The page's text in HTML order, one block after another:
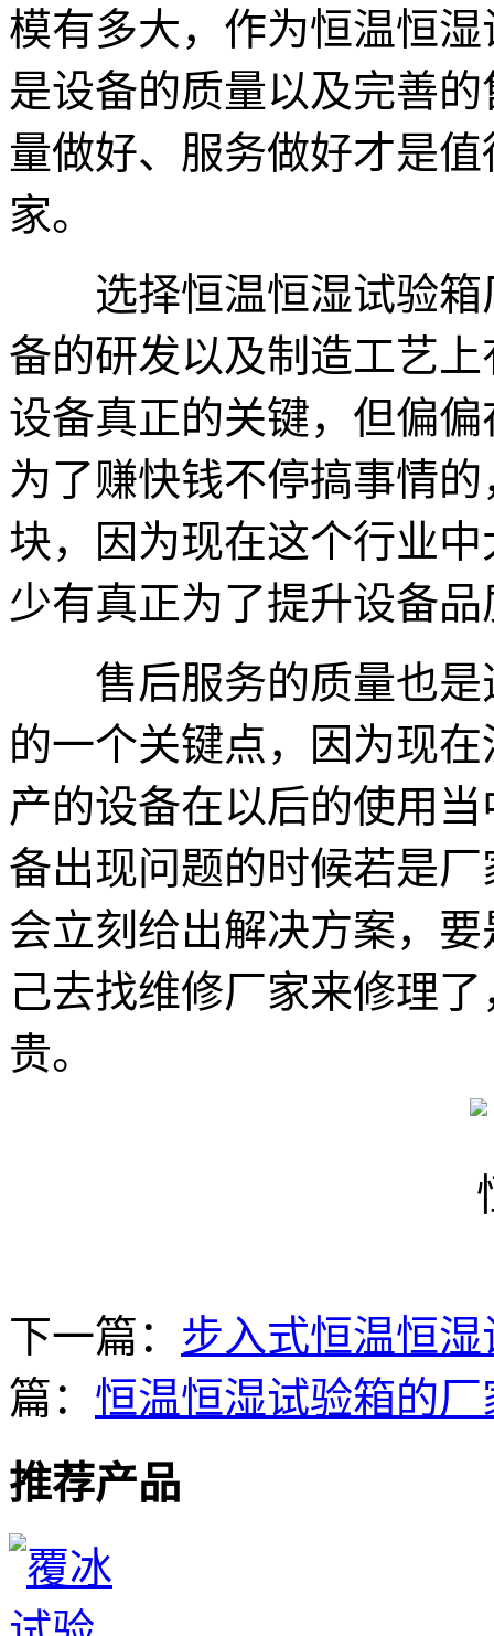
模有多大，作为恒温恒
是设备的质量以及完善
量做好、服务做好才是
家。
选择恒温恒湿试验箱
备的研发以及制造工艺
设备真正的关键，但偏
为了赚快钱不停搞事情
块，因为现在这个行业
少有真正为了提升设备
售后服务的质量也是
的一个关键点，因为现
产的设备在以后的使用
备出现问题的时候若是
会立刻给出解决方案，
己去找维修厂家来修理
贵。
下一篇： 步入式恒温恒
篇： 恒温恒湿试验箱的
推荐产品